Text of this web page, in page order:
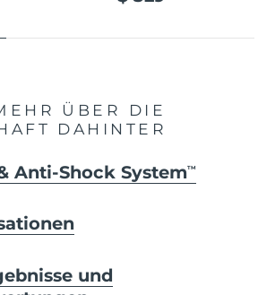
ÜBER DIE
DAHINTER
Anti-Shock SystemTM
und